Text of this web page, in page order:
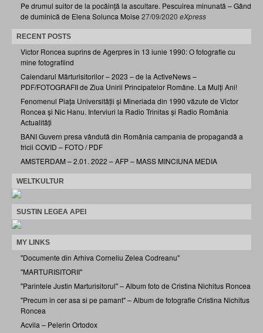
Pe drumul suitor de la pocăință la ascultare. Pescuirea minunată – Gând
de duminică de Elena Solunca Moise 27/09/2020 eXpress
RECENT POSTS
Victor Roncea suprins de Agerpres în 13 iunie 1990: O fotografie cu
mine fotografiind
Calendarul Mărturisitorilor – 2023 – de la ActiveNews –
PDF/FOTOGRAFII de Ziua Unirii Principatelor Române. La Mulți Ani!
Fenomenul Piața Universității și Mineriada din 1990 văzute de Victor
Roncea și Nic Hanu. Interviuri la Radio Trinitas și Radio România
Actualități
BANI Guvern presa vândută din România campania de propagandă a
fricii COVID – FOTO / PDF
AMSTERDAM – 2.01. 2022 – AFP – MASS MINCIUNA MEDIA
WELTKULTUR
SUSTIN LEGEA APEI
MY LINKS
"Documente din Arhiva Corneliu Zelea Codreanu"
"MARTURISITORII"
"Parintele Justin Marturisitorul" – Album foto de Cristina Nichitus Roncea
"Precum in cer asa si pe pamant" – Album de fotografie Cristina Nichitus
Roncea
Acvila – Pelerin Ortodox